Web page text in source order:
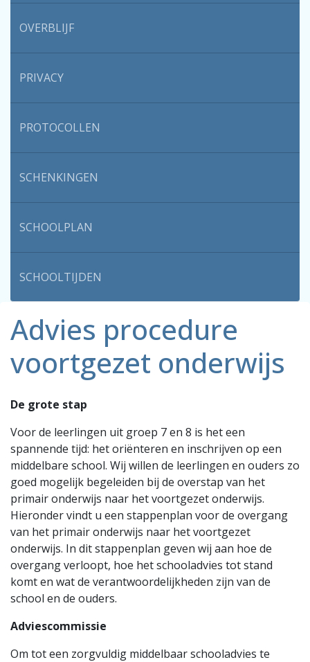
OVERBLIJF
PRIVACY
PROTOCOLLEN
SCHENKINGEN
SCHOOLPLAN
SCHOOLTIJDEN
Advies procedure
voortgezet onderwijs
De grote stap
Voor de leerlingen uit groep 7 en 8 is het een
spannende tijd: het oriënteren en inschrijven op een
middelbare school. Wij willen de leerlingen en ouders zo
goed mogelijk begeleiden bij de overstap van het
primair onderwijs naar het voortgezet onderwijs.
Hieronder vindt u een stappenplan voor de overgang
van het primair onderwijs naar het voortgezet
onderwijs. In dit stappenplan geven wij aan hoe de
overgang verloopt, hoe het schooladvies tot stand
komt en wat de verantwoordelijkheden zijn van de
school en de ouders.
Adviescommissie
Om tot een zorgvuldig middelbaar schooladvies te